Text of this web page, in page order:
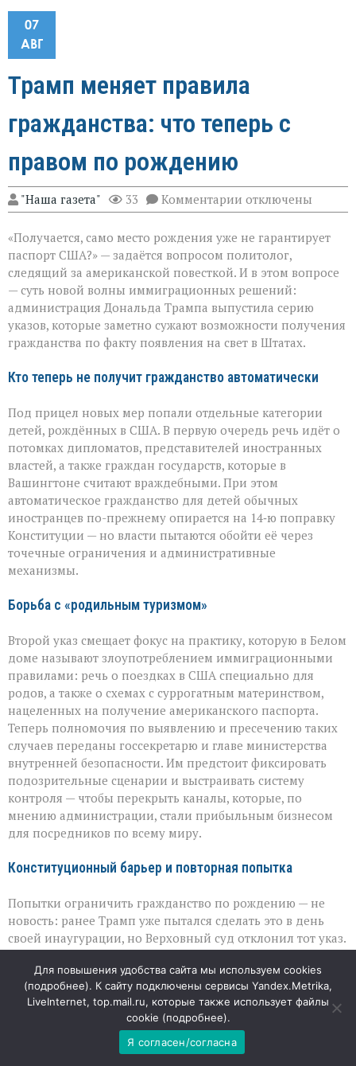
07
АВГ
Трамп меняет правила
гражданства: что теперь с
правом по рождению
"Наша газета" 33 Комментарии к
записи
меняет
правила
гражданства:
что
теперь
с
правом
по
рождению
отключены
«Получается, само место рождения уже не гарантирует
паспорт США?» — задаётся вопросом политолог,
следящий за американской повесткой. И в этом вопросе
— суть новой волны иммиграционных решений:
администрация Дональда Трампа выпустила серию
указов, которые заметно сужают возможности получения
гражданства по факту появления на свет в Штатах.
Кто теперь не получит гражданство автоматически
Под прицел новых мер попали отдельные категории
детей, рождённых в США. В первую очередь речь идёт о
потомках дипломатов, представителей иностранных
властей, а также граждан государств, которые в
Вашингтоне считают враждебными. При этом
автоматическое гражданство для детей обычных
иностранцев по-прежнему опирается на 14‑ю поправку
Конституции — но власти пытаются обойти её через
точечные ограничения и административные
механизмы.
Борьба с «родильным туризмом»
Второй указ смещает фокус на практику, которую в Белом
доме называют злоупотреблением иммиграционными
правилами: речь о поездках в США специально для
родов, а также о схемах с суррогатным материнством,
нацеленных на получение американского паспорта.
Теперь полномочия по выявлению и пресечению таких
случаев переданы госсекретарю и главе министерства
внутренней безопасности. Им предстоит фиксировать
подозрительные сценарии и выстраивать систему
контроля — чтобы перекрыть каналы, которые, по
мнению администрации, стали прибыльным бизнесом
для посредников по всему миру.
Конституционный барьер и повторная попытка
Попытки ограничить гражданство по рождению — не
новость: ранее Трамп уже пытался сделать это в день
своей инаугурации, но Верховный суд отклонил тот указ.
закрепляет право на гражданство для всех, кто родился
на территории страны и находится под её юрисдикцией.
Нынешние распоряжения — это попытка обойти жёсткий
запрет через более узкие категории и делегирование
полномочий, не отменяя норму напрямую.
Для повышения удобства сайта мы используем cookies
(подробнее). К сайту подключены сервисы Yandex.Metrika,
LiveInternet, top.mail.ru, которые также использует файлы
cookie (подробнее).
Я согласен/согласна